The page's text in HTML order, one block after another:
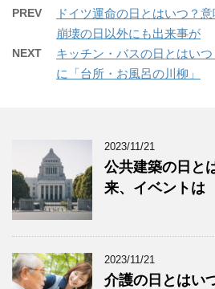
PREV
ドイツ運命の日とはいつ？
崩壊の日以外にも出来事が
NEXT
キッチン・バスの日とはい
に「台所・お風呂の川柳」
2023/11/21
公共建築の日と
来、イベントは
2023/11/21
介護の日とはい